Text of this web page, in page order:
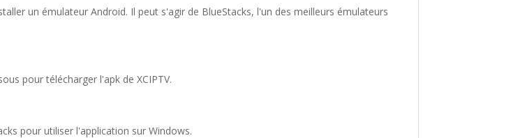
un émulateur Android. Il peut s'agir de BlueStacks, l'un des meilleurs émulateurs
pour télécharger l'apk de XCIPTV.
pour utiliser l'application sur Windows.